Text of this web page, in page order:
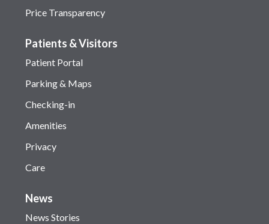
Price Transparency
Patients & Visitors
Patient Portal
Parking & Maps
Checking-in
Amenities
Privacy
Care
News
News Stories